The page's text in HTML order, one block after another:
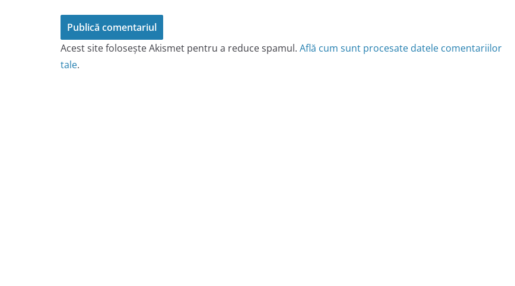
Acest site folosește Akismet pentru a reduce spamul. Află cum sunt procesate datele comentariilor
tale.